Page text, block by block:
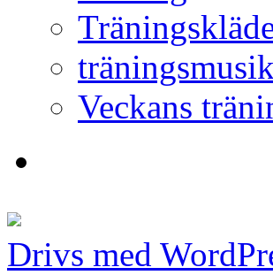
träningsmusik
Veckans
Drivs med